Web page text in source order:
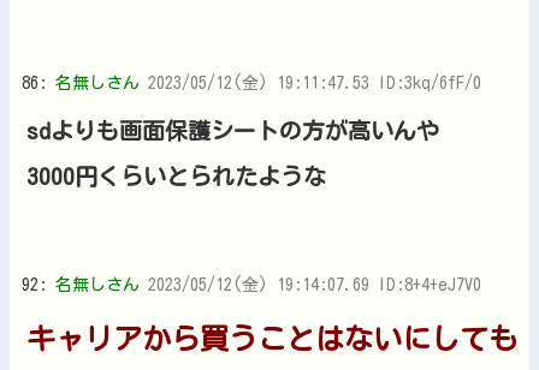
86: 名無しさん 2023/05/12(金) 19:11:47.53 ID:3kq/6fF/0
sdよりも画面保護シートの方が高いんや
3000円くらいとられたような
92: 名無しさん 2023/05/12(金) 19:14:07.69 ID:8+4+eJ7V0
キャリアから買うことはないにしても